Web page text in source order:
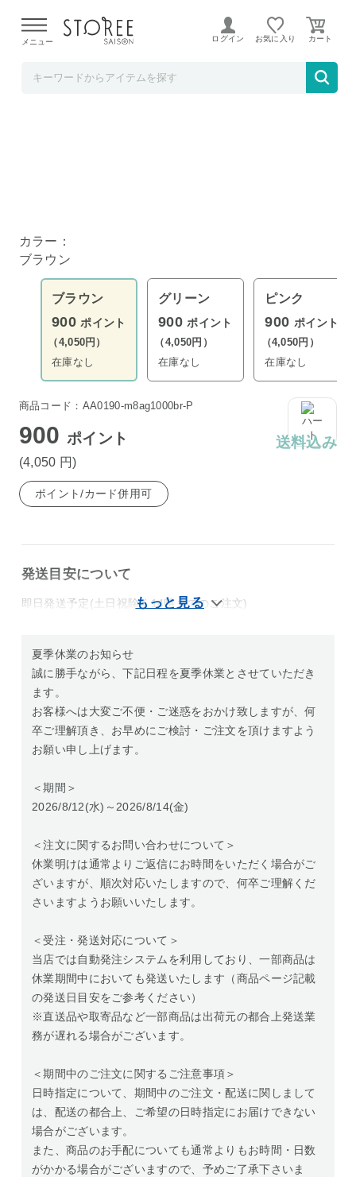
よる配送遅延が発生しております。
メニュー ログイン お気に入り
ビックロール 着れるクッション ブラウン
カラー：
ブラウン
ブラウン
900 ポイント
（4,050円）
在庫なし
グリーン
900 ポイント
（4,050円）
在庫なし
ピンク
900 ポイント
（4,050円）
在庫なし
商品コード：AA0190-m8ag1000br-P
900ポイント
(4,050 円)
送料込み
ポイント/カード併用可
発送目安について
即日発送予定(土日祝除く14時までのご注文)
夏季休業のお知らせ
誠に勝手ながら、下記日程を夏季休業とさせていただき
ます。
お客様へは大変ご不便・ご迷惑をおかけ致しますが、何
卒ご理解頂き、お早めにご検討・ご注文を頂けますよう
お願い申し上げます。
＜期間＞
2026/8/12(水)～2026/8/14(金)
＜注文に関するお問い合わせについて＞
休業明けは通常よりご返信にお時間をいただく場合がご
ざいますが、順次対応いたしますので、何卒ご理解くだ
さいますようお願いいたします。
＜受注・発送対応について＞
当店では自動発注システムを利用しており、一部商品は
休業期間中においても発送いたします（商品ページ記載
の発送日目安をご参考ください）
※直送品や取寄品など一部商品は出荷元の都合上発送業
務が遅れる場合がございます。
＜期間中のご注文に関するご注意事項＞
日時指定について、期間中のご注文・配送に関しまして
は、配送の都合上、ご希望の日時指定にお届けできない
場合がございます。
また、商品のお手配についても通常よりもお時間・日数
がかかる場合がございますので、予めご了承下さいま